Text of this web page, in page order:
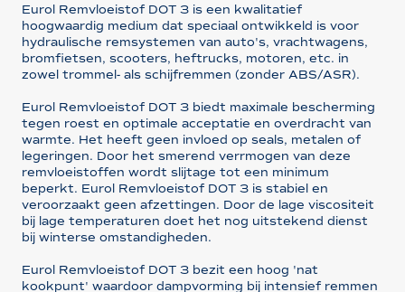
Eurol Remvloeistof DOT 3 is een kwalitatief
hoogwaardig medium dat speciaal ontwikkeld is voor
hydraulische remsystemen van auto's, vrachtwagens,
bromfietsen, scooters, heftrucks, motoren, etc. in
zowel trommel- als schijfremmen (zonder ABS/ASR).
Eurol Remvloeistof DOT 3 biedt maximale bescherming
tegen roest en optimale acceptatie en overdracht van
warmte. Het heeft geen invloed op seals, metalen of
legeringen. Door het smerend verrmogen van deze
remvloeistoffen wordt slijtage tot een minimum
beperkt. Eurol Remvloeistof DOT 3 is stabiel en
veroorzaakt geen afzettingen. Door de lage viscositeit
bij lage temperaturen doet het nog uitstekend dienst
bij winterse omstandigheden.
Eurol Remvloeistof DOT 3 bezit een hoog 'nat
kookpunt' waardoor dampvorming bij intensief remmen